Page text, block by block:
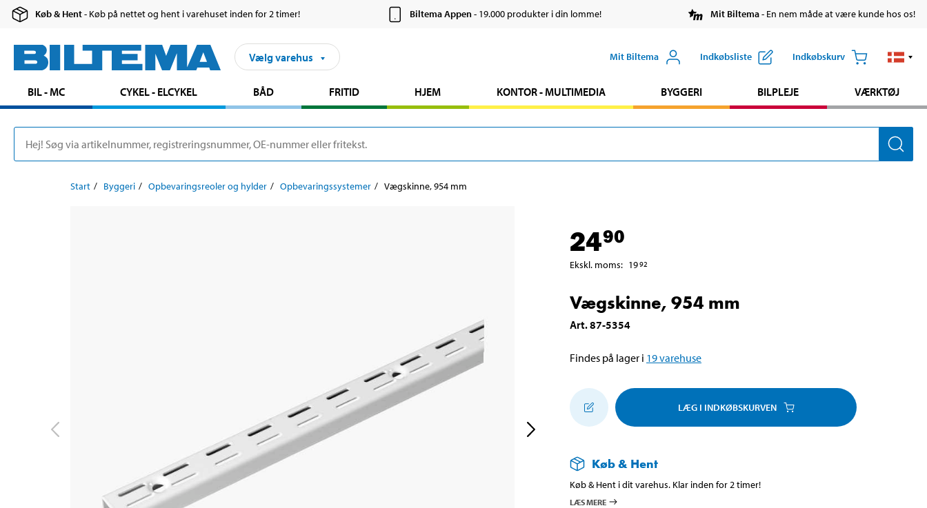
Køb & Hent- Køb på nettet og hent i varehuset inden for 2 timer! Biltema Appen- 19.000 produkter i din lomme! Mit Biltema- En nem måde at være kunde hos os!
Vælg varehus Mit Biltema Indkøbsliste Indkøbskurv
BIL - MC CYKEL - ELCYKEL BÅD FRITID HJEM KONTOR - MULTIMEDIA BYGGERI BILPLEJE VÆRKTØJ
Start Byggeri Opbevaringsreoler og hylder Opbevaringssystemer Vægskinne, 954 mm
2490
Ekskl. moms: 1992
Vægskinne, 954 mm
Art.87-5354
Findes på lager i 19varehuse
LÆG I INDKØBSKURVEN
Køb & Hent
Køb & Hent i dit varehus. Klar inden for 2 timer!
LÆS MERE